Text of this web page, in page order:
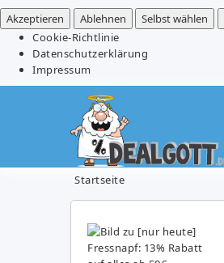
Akzeptieren
Ablehnen Selbst wählen
Cookie-Richtlinie
Datenschutzerklärung
Impressum
Startseite